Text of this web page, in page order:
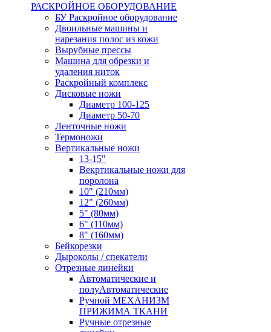
РАСКРОЙНОЕ ОБОРУДОВАНИЕ
БУ Раскройное оборудование
Двоильные машины и
нарезания полос из кожи
Вырубные прессы
Машина для обрезки и
удаления ниток
Раскройный комплекс
Дисковые ножи
Диаметр 100-125
Диаметр 50-70
Ленточные ножи
Термоножи
Вертикальные ножи
13-15"
Векртикальные ножи для
поролона
10" (210мм)
12" (260мм)
5" (80мм)
6" (110мм)
8" (160мм)
Бейкорезки
Дыроколы / спекатели
Отрезные линейки
Автоматические и
полуАвтоматические
Ручной МЕХАНИЗМ
ПРИЖИМА ТКАНИ
Ручные отрезные